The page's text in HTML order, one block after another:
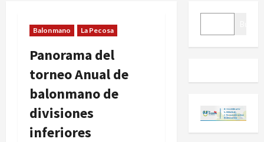
Balonmano La Pecosa
Panorama del
torneo Anual de
balonmano de
divisiones
inferiores